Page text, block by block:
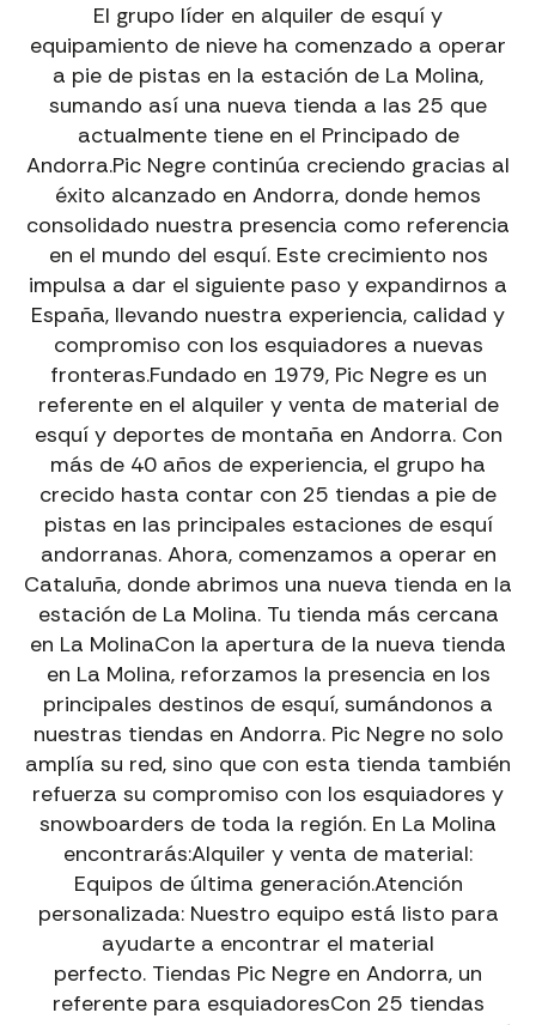
El grupo líder en alquiler de esquí y
equipamiento de nieve ha comenzado a operar
a pie de pistas en la estación de La Molina,
sumando así una nueva tienda a las 25 que
actualmente tiene en el Principado de
Andorra.Pic Negre continúa creciendo gracias al
éxito alcanzado en Andorra, donde hemos
consolidado nuestra presencia como referencia
en el mundo del esquí. Este crecimiento nos
impulsa a dar el siguiente paso y expandirnos a
España, llevando nuestra experiencia, calidad y
compromiso con los esquiadores a nuevas
fronteras.Fundado en 1979, Pic Negre es un
referente en el alquiler y venta de material de
esquí y deportes de montaña en Andorra. Con
más de 40 años de experiencia, el grupo ha
crecido hasta contar con 25 tiendas a pie de
pistas en las principales estaciones de esquí
andorranas. Ahora, comenzamos a operar en
Cataluña, donde abrimos una nueva tienda en la
estación de La Molina. Tu tienda más cercana
en La MolinaCon la apertura de la nueva tienda
en La Molina, reforzamos la presencia en los
principales destinos de esquí, sumándonos a
nuestras tiendas en Andorra. Pic Negre no solo
amplía su red, sino que con esta tienda también
refuerza su compromiso con los esquiadores y
snowboarders de toda la región. En La Molina
encontrarás:Alquiler y venta de material:
Equipos de última generación.Atención
personalizada: Nuestro equipo está listo para
ayudarte a encontrar el material
perfecto. Tiendas Pic Negre en Andorra, un
referente para esquiadoresCon 25 tiendas